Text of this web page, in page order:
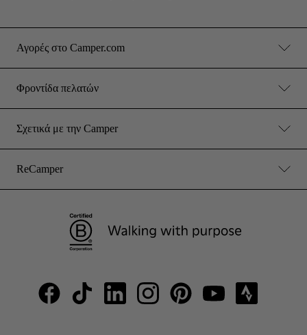
Αγορές στο Camper.com
Φροντίδα πελατών
Σχετικά με την Camper
ReCamper